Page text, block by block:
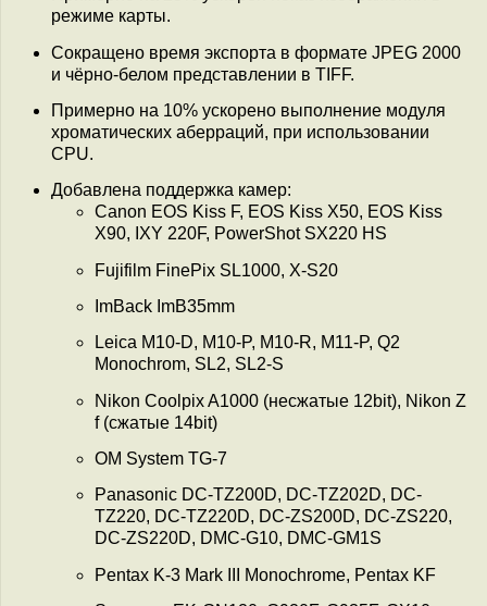
режиме карты.
Сокращено время экспорта в формате JPEG 2000
и чёрно-белом представлении в TIFF.
Примерно на 10% ускорено выполнение модуля
хроматических аберраций, при использовании
CPU.
Добавлена поддержка камер:
Canon EOS Kiss F, EOS Kiss X50, EOS Kiss
X90, IXY 220F, PowerShot SX220 HS
Fujifilm FinePix SL1000, X-S20
ImBack ImB35mm
Leica M10-D, M10-P, M10-R, M11-P, Q2
Monochrom, SL2, SL2-S
Nikon Coolpix A1000 (несжатые 12bit), Nikon Z
f (сжатые 14bit)
OM System TG-7
Panasonic DC-TZ200D, DC-TZ202D, DC-
TZ220, DC-TZ220D, DC-ZS200D, DC-ZS220,
DC-ZS220D, DMC-G10, DMC-GM1S
Pentax K-3 Mark III Monochrome, Pentax KF